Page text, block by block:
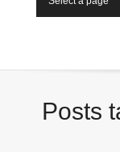
Posts